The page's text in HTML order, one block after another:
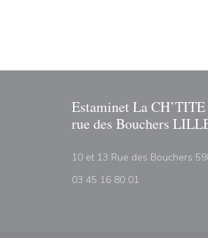
Estaminet La
rue des Bouchers
10 et 13 Rue des Bouchers
03 45 16 80 01